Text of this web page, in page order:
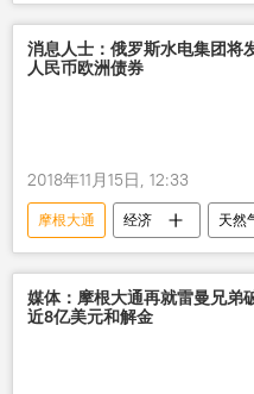
俄外贸银行
财经
欧洲债券
人民币
天然气工业银行
消息人士：俄罗斯水电集团将
人民币欧洲债券
2018年11月15日, 12:33
摩根大通 经济
天然
俄外贸银行
欧洲债券
财经
俄罗斯
媒体：摩根大通再就雷曼兄弟
近8亿美元和解金